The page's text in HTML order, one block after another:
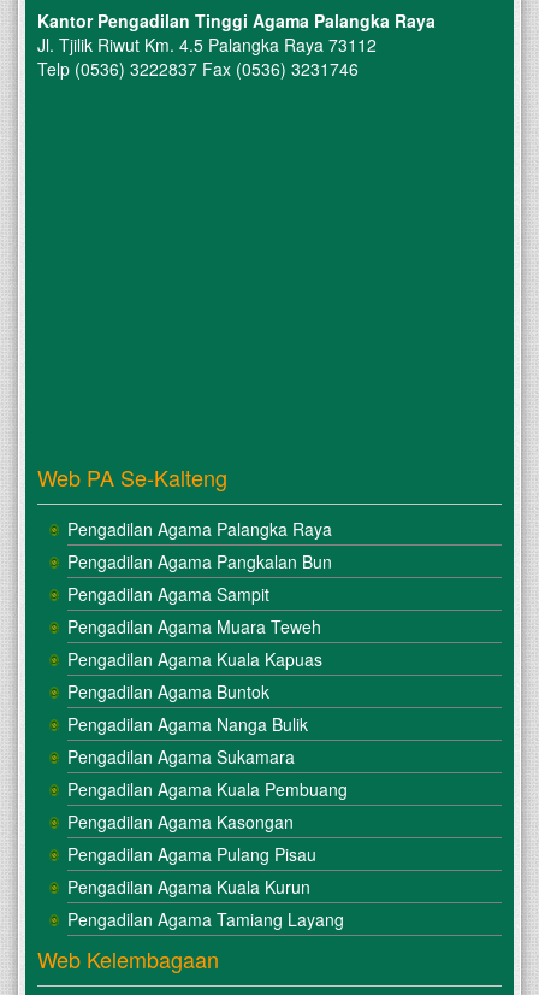
Kantor Pengadilan Tinggi Agama Palangka Raya
Jl. Tjilik Riwut Km. 4.5 Palangka Raya 73112
Telp (0536) 3222837 Fax (0536) 3231746
Web PA Se-Kalteng
Pengadilan Agama Palangka Raya
Pengadilan Agama Pangkalan Bun
Pengadilan Agama Sampit
Pengadilan Agama Muara Teweh
Pengadilan Agama Kuala Kapuas
Pengadilan Agama Buntok
Pengadilan Agama Nanga Bulik
Pengadilan Agama Sukamara
Pengadilan Agama Kuala Pembuang
Pengadilan Agama Kasongan
Pengadilan Agama Pulang Pisau
Pengadilan Agama Kuala Kurun
Pengadilan Agama Tamiang Layang
Web Kelembagaan